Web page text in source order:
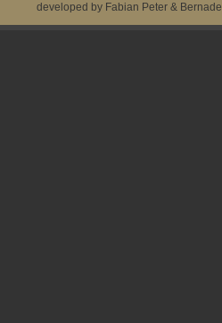
developed by Fabian Peter &